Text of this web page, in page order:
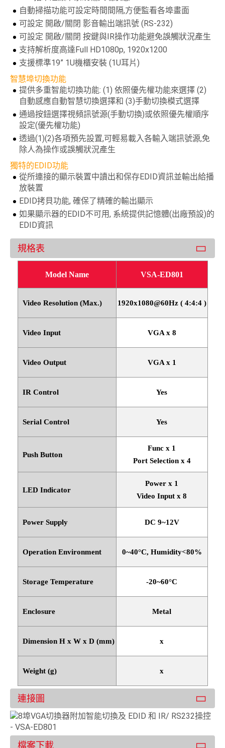
自動掃描功能可設定時間間隔,方便監看各埠畫面
可設定 開啟/關閉 影音輸出端訊號 (RS-232)
可設定 開啟/關閉 按鍵與IR操作功能避免誤觸狀況產生
支持解析度高達Full HD1080p, 1920x1200
支援標準19” 1U機櫃安裝 (1U耳片)
智慧埠切換功能
提供多重智能切換功能: (1) 依照優先權功能來選擇 (2)
自動感應自動智慧切換選擇和 (3)手動切換模式選擇
通過按鈕選擇視頻訊號源(手動切換)或依照優先權順序
設定(優先權功能)
透過(1)(2)各項預先設置,可輕易載入各輸入端訊號源,免
除人為操作或誤觸狀況產生
獨特的EDID功能
從所連接的顯示裝置中讀出和保存EDID資訊並輸出給播
放裝置
EDID拷貝功能, 確保了精確的輸出顯示
如果顯示器的EDID不可用, 系統提供記憶體(出廠預設)的
EDID資訊
規格表
Model Name VSA-ED801
Video Resolution (Max.) 1920x1080@60Hz ( 4:4:4 )
Video Input VGA x 8
Video Output VGA x 1
IR Control Yes
Serial Control Yes
Push Button
Func x 1
Port Selection x 4
LED Indicator
Power x 1
Video Input x 8
Power Supply DC 9~12V
Operation Environment 0~40°C, Humidity<80%
Storage Temperature -20~60°C
Enclosure Metal
Dimension H x W x D (mm) x
Weight (g) x
連接圖
檔案下載